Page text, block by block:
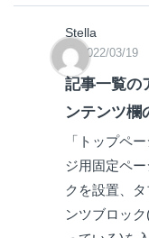
Stella
2022/03/19
記事一覧の
ンテンツ欄
「トップペ
ジ用固定ペ
クを設置、
ンツブロッ